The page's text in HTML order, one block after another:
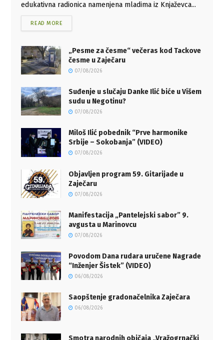
edukativna radionica namenjena mladima iz Knjaževca...
READ MORE
„Pesme za česme“ večeras kod Tackove
česme u Zaječaru
07/08/2026
Suđenje u slučaju Danke Ilić biće u Višem
sudu u Negotinu?
07/08/2026
Miloš Ilić pobednik “Prve harmonike
Srbije – Sokobanja” (VIDEO)
07/08/2026
Objavljen program 59. Gitarijade u
Zaječaru
07/08/2026
Manifestacija „Pantelejski sabor” 9.
avgusta u Marinovcu
07/08/2026
Povodom Dana rudara uručene Nagrade
“Inženjer Šistek” (VIDEO)
06/08/2026
Saopštenje gradonačelnika Zaječara
06/08/2026